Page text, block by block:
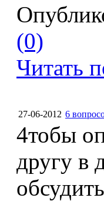
(0)
Читать
27-06-2012 6
4тобы
другу в